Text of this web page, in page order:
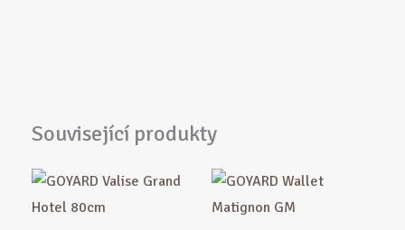
Související produkty
Původní
byla:
Aktuální
Původní
byla: